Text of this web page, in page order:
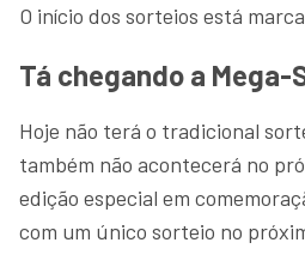
O início dos sorteios está
Tá chegando a Mega-
Hoje não terá o tradicional
também não acontecerá no
edição especial em
com um único sorteio no